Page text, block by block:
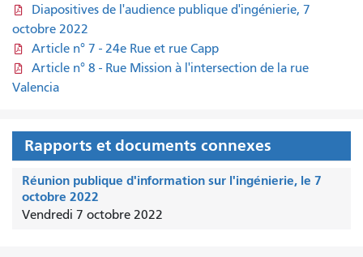
Diapositives de l'audience publique d'ingénierie, 7
octobre 2022
Article n° 7 - 24e Rue et rue Capp
Article n° 8 - Rue Mission à l'intersection de la rue
Valencia
Rapports et documents connexes
Réunion publique d'information sur l'ingénierie, le 7
octobre 2022
Vendredi 7 octobre 2022